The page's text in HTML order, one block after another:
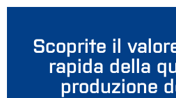
Scoprite il
rapida della
produzione